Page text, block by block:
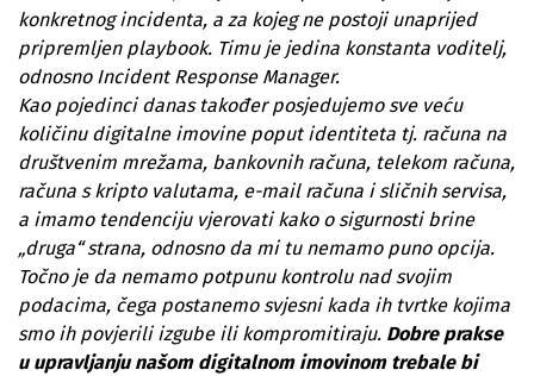
konkretnog incidenta, a za kojeg ne postoji unaprijed
pripremljen playbook. Timu je jedina konstanta voditelj,
odnosno Incident Response Manager.
Kao pojedinci danas također posjedujemo sve veću
količinu digitalne imovine poput identiteta tj. računa na
društvenim mrežama, bankovnih računa, telekom računa,
računa s kripto valutama, e-mail računa i sličnih servisa,
a imamo tendenciju vjerovati kako o sigurnosti brine
„druga“ strana, odnosno da mi tu nemamo puno opcija.
Točno je da nemamo potpunu kontrolu nad svojim
podacima, čega postanemo svjesni kada ih tvrtke kojima
smo ih povjerili izgube ili kompromitiraju. Dobre prakse
u upravljanju našom digitalnom imovinom trebale bi